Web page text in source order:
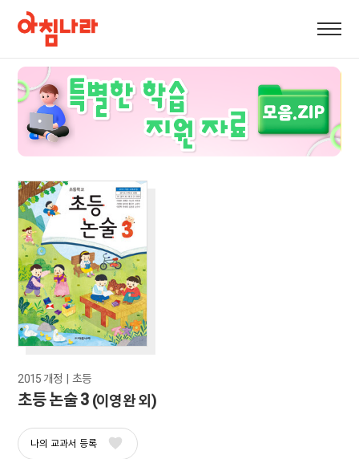
2015 개정  |  초등
초등 논술 3 (이영완 외)
나의 교과서 등록